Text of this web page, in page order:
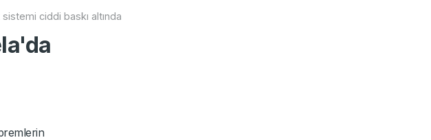
ciddi baskı altında